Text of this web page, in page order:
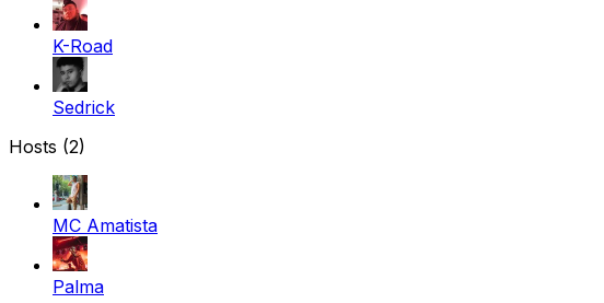
K-Road
Sedrick
Hosts (2)
MC Amatista
Palma